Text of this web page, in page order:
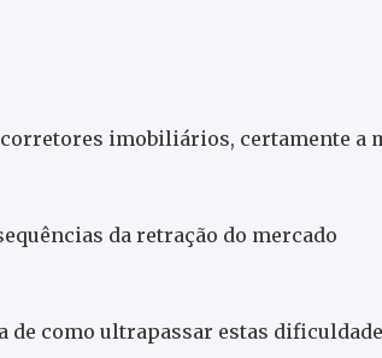
imobiliários, certamente a
da retração do mercado
de como ultrapassar estas